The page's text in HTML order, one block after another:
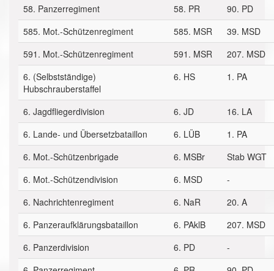
58. Panzerregiment
58. PR
90. PD
585. Mot.-Schützenregiment
585. MSR
39. MSD
591. Mot.-Schützenregiment
591. MSR
207. MSD
6. (Selbstständige)
Hubschrauberstaffel
6. HS 1. PA
6. Jagdfliegerdivision 6. JD
16. LA
6. Lande- und Übersetzbataillon
6. LÜB
1. PA
6. Mot.-Schützenbrigade
6. MSBr
Stab WGT
6. Mot.-Schützendivision
6. MSD
-
6. Nachrichtenregiment
6. NaR
20. A
6. Panzeraufklärungsbataillon
6. PAklB
207. MSD
6. Panzerdivision
6. PD
-